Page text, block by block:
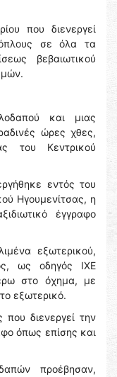
που διενεργεί
σε όλα τα
βεβαιωτικού
και μιας
ώρες χθες,
του Κεντρικού
εντός του
Ηγουμενίτσας, η
έγγραφο
εξωτερικού,
ως οδηγός ΙΧΕ
στο όχημα, με
εξωτερικό.
διενεργεί την
όπως επίσης και
προέβησαν,